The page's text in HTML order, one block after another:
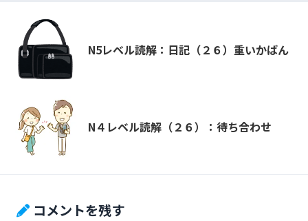
N5レベル読解：日記（２６）重いかばん
N４レベル読解（２６）：待ち合わせ
コメントを残す